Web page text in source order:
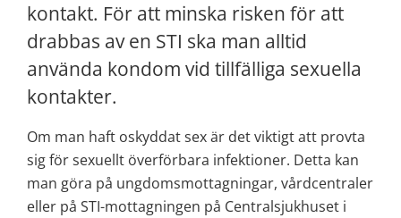
kontakt. För att minska risken för att
drabbas av en STI ska man alltid
använda kondom vid tillfälliga sexuella
kontakter.
Om man haft oskyddat sex är det viktigt att provta
sig för sexuellt överförbara infektioner. Detta kan
man göra på ungdomsmottagningar, vårdcentraler
eller på STI-mottagningen på Centralsjukhuset i